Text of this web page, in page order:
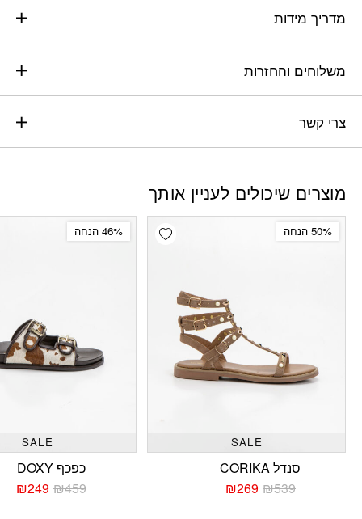
מדריך מידות
משלוחים והחזרות
צרי קשר
מוצרים שיכולים לעניין אותך
Add wishlist 50% הנחה
SALE
סנדל CORIKA
₪539
המחיר
₪269המחיר
46% הנחה
SALE
כפכף DOXY
₪459
₪249